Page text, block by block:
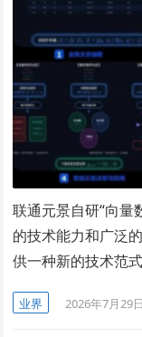
联通元景自研“向量
的技术能力和广泛
供一种新的技术范
业界 2026年7月29日